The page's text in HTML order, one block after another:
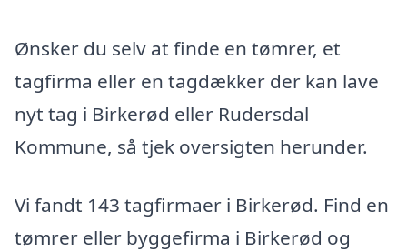
Ønsker du selv at finde en tømrer, et
tagfirma eller en tagdækker der kan lave
nyt tag i Birkerød eller Rudersdal
Kommune, så tjek oversigten herunder.
Vi fandt 143 tagfirmaer i Birkerød. Find en
tømrer eller byggefirma i Birkerød og